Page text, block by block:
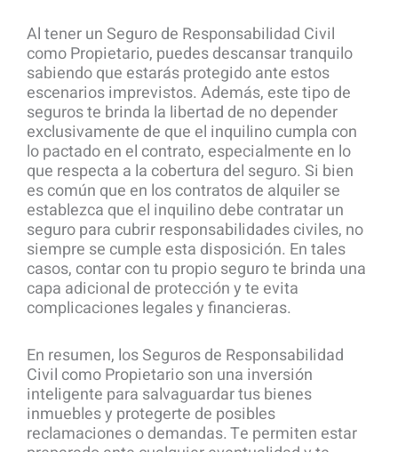
Al tener un Seguro de Responsabilidad Civil
como Propietario, puedes descansar tranquilo
sabiendo que estarás protegido ante estos
escenarios imprevistos. Además, este tipo de
seguros te brinda la libertad de no depender
exclusivamente de que el inquilino cumpla con
lo pactado en el contrato, especialmente en lo
que respecta a la cobertura del seguro. Si bien
es común que en los contratos de alquiler se
establezca que el inquilino debe contratar un
seguro para cubrir responsabilidades civiles, no
siempre se cumple esta disposición. En tales
casos, contar con tu propio seguro te brinda una
capa adicional de protección y te evita
complicaciones legales y financieras.
En resumen, los Seguros de Responsabilidad
Civil como Propietario son una inversión
inteligente para salvaguardar tus bienes
inmuebles y protegerte de posibles
reclamaciones o demandas. Te permiten estar